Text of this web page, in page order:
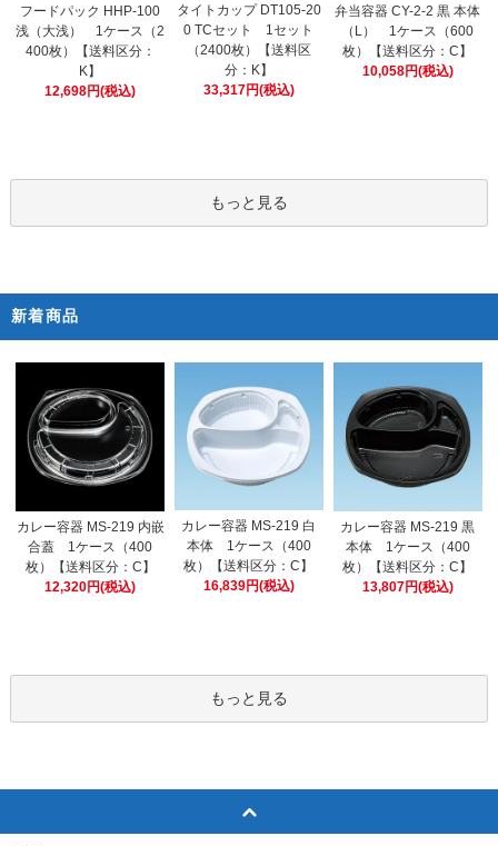
フードパック HHP-100
浅（大浅） 1ケース（2
400枚）【送料区分：
K】
12,698円(税込)
タイトカップ DT105-20
0 TCセット 1セット
（2400枚）【送料区
分：K】
33,317円(税込)
弁当容器 CY-2-2 黒 本体
（L） 1ケース（600
枚）【送料区分：C】
10,058円(税込)
もっと見る
新着商品
カレー容器 MS-219 内嵌
合蓋 1ケース（400
枚）【送料区分：C】
12,320円(税込)
カレー容器 MS-219 白
本体 1ケース（400
枚）【送料区分：C】
16,839円(税込)
カレー容器 MS-219 黒
本体 1ケース（400
枚）【送料区分：C】
13,807円(税込)
もっと見る